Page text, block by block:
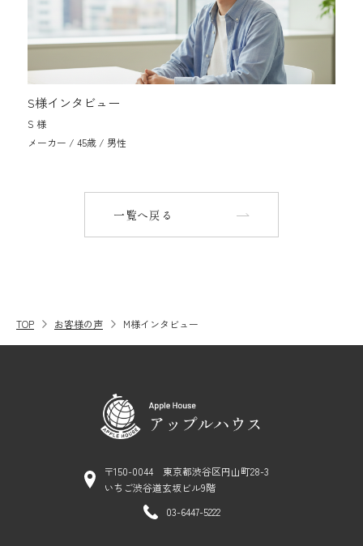
S様インタビュー
S 様
メーカー / 45歳 / 男性
一覧へ戻る
TOP お客様の声 M様インタビュー
〒150-0044 東京都渋谷区円山町28-3
いちご渋谷道玄坂ビル9階
03-6447-5222